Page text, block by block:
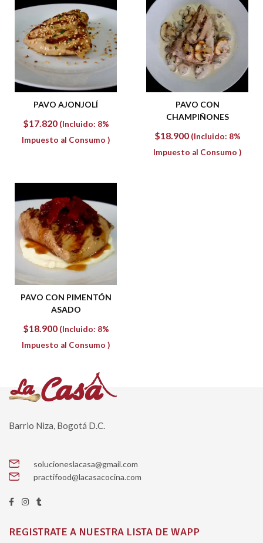
PAVO AJONJOLÍ
$17.820 (Incluido: 8%
Impuesto al Consumo )
PAVO CON
CHAMPIÑONES
$18.900 (Incluido: 8%
Impuesto al Consumo )
PAVO CON PIMENTÓN
ASADO
$18.900 (Incluido: 8%
Impuesto al Consumo )
Barrio Niza, Bogotá D.C.
solucioneslacasa@gmail.com
practifood@lacasacocina.com
REGISTRATE A NUESTRA LISTA DE WAPP